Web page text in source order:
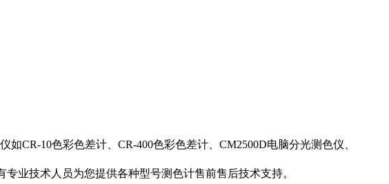
CR-10色彩色差计、CR-400色彩色差计、CM2500D电脑分光测色仪、
业技术人员为您提供各种型号测色计售前售后技术支持。